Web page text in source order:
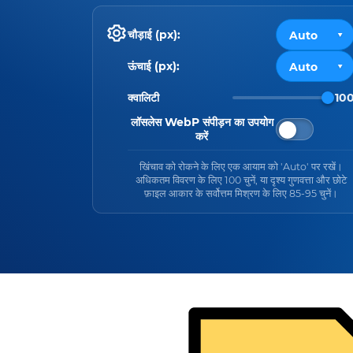
चौड़ाई (px):
ऊंचाई (px):
क्वालिटी
लॉसलेस WebP संपीड़न का उपयोग
करें
खिंचाव को रोकने के लिए एक आयाम को 'Auto' पर रखें।
अधिकतम विवरण के लिए 100 चुनें, या दृश्य गुणवत्ता और छोटे
फ़ाइल आकार के सर्वोत्तम मिश्रण के लिए 85-95 चुनें।